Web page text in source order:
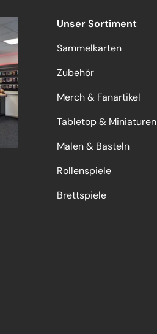
Unser Sortiment
Sammelkarten
Zubehör
Merch & Fanartikel
Tabletop & Miniaturen
Malen & Basteln
Rollenspiele
Brettspiele